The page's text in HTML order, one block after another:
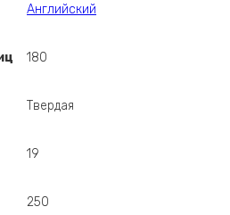
Английский
180
Твердая
19
250